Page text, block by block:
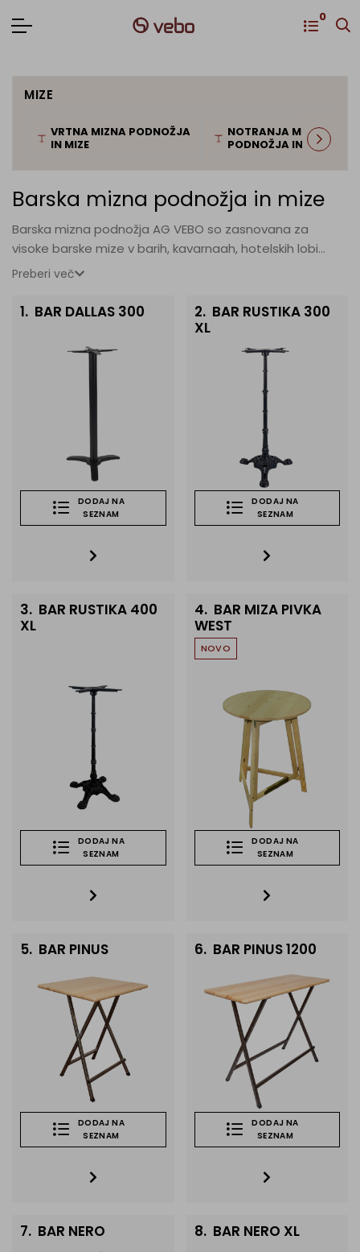
0
MIZE
VRTNA MIZNA PODNOŽJA
IN MIZE
NOTRANJA MIZNA
PODNOŽJA IN MIZE
Barska mizna podnožja in mize
Barska mizna podnožja AG VEBO so zasnovana za
visoke barske mize v barih, kavarnaah, hotelskih lobi
prostorih in restavracijah. Ponujamo podnožja za barske
Barska podnožja so kompatibilna z vsemi standardnimi
miznimi ploščami: HPL, Topalit, les in naravni kamen.
Idealna za moderne bare, koktajl prostore in lounge
— podnožja v kombinaciji z barstimi stoli in miznimi
Preberi več
1. BAR DALLAS 300
DODAJ NA
SEZNAM
2. BAR RUSTIKA 300
XL
DODAJ NA
SEZNAM
3. BAR RUSTIKA 400
XL
DODAJ NA
SEZNAM
4. BAR MIZA PIVKA
WEST
NOVO
DODAJ NA
SEZNAM
5. BAR PINUS
DODAJ NA
SEZNAM
6. BAR PINUS 1200
DODAJ NA
SEZNAM
7. BAR NERO 8. BAR NERO XL